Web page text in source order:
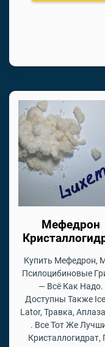
Мефедрон
Купить Мефедрон,
Псилоцибиновые
— Всё Как Надо.
Доступны Также
Lator, Травка,
. Все Тот Же
Кристаллогидрат,